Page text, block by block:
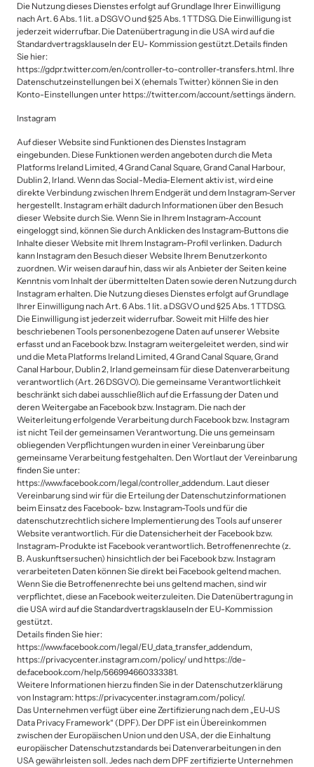
Die Nutzung dieses Dienstes erfolgt auf Grundlage Ihrer Einwilligung
nach Art. 6 Abs. 1 lit. a DSGVO und §25 Abs. 1 TTDSG. Die Einwilligung ist
jederzeit widerrufbar. Die Datenübertragung in die USA wird auf die
Standardvertragsklauseln der EU- Kommission gestützt.Details finden
Sie hier:
https://gdpr.twitter.com/en/controller-to-controller-transfers.html. Ihre
Datenschutzeinstellungen bei X (ehemals Twitter) können Sie in den
Konto-Einstellungen unter https://twitter.com/account/settings ändern.
Instagram
Auf dieser Website sind Funktionen des Dienstes Instagram
eingebunden. Diese Funktionen werden angeboten durch die Meta
Platforms Ireland Limited, 4 Grand Canal Square, Grand Canal Harbour,
Dublin 2, Irland. Wenn das Social-Media-Element aktiv ist, wird eine
direkte Verbindung zwischen Ihrem Endgerät und dem Instagram-Server
hergestellt. Instagram erhält dadurch Informationen über den Besuch
dieser Website durch Sie. Wenn Sie in Ihrem Instagram-Account
eingeloggt sind, können Sie durch Anklicken des Instagram-Buttons die
Inhalte dieser Website mit Ihrem Instagram-Profil verlinken. Dadurch
kann Instagram den Besuch dieser Website Ihrem Benutzerkonto
zuordnen. Wir weisen darauf hin, dass wir als Anbieter der Seiten keine
Kenntnis vom Inhalt der übermittelten Daten sowie deren Nutzung durch
Instagram erhalten. Die Nutzung dieses Dienstes erfolgt auf Grundlage
Ihrer Einwilligung nach Art. 6 Abs. 1 lit. a DSGVO und §25 Abs. 1 TTDSG.
Die Einwilligung ist jederzeit widerrufbar. Soweit mit Hilfe des hier
beschriebenen Tools personenbezogene Daten auf unserer Website
erfasst und an Facebook bzw. Instagram weitergeleitet werden, sind wir
und die Meta Platforms Ireland Limited, 4 Grand Canal Square, Grand
Canal Harbour, Dublin 2, Irland gemeinsam für diese Datenverarbeitung
verantwortlich (Art. 26 DSGVO). Die gemeinsame Verantwortlichkeit
beschränkt sich dabei ausschließlich auf die Erfassung der Daten und
deren Weitergabe an Facebook bzw. Instagram. Die nach der
Weiterleitung erfolgende Verarbeitung durch Facebook bzw. Instagram
ist nicht Teil der gemeinsamen Verantwortung. Die uns gemeinsam
obliegenden Verpflichtungen wurden in einer Vereinbarung über
gemeinsame Verarbeitung festgehalten. Den Wortlaut der Vereinbarung
finden Sie unter:
https://www.facebook.com/legal/controller_addendum. Laut dieser
Vereinbarung sind wir für die Erteilung der Datenschutzinformationen
beim Einsatz des Facebook- bzw. Instagram-Tools und für die
datenschutzrechtlich sichere Implementierung des Tools auf unserer
Website verantwortlich. Für die Datensicherheit der Facebook bzw.
Instagram-Produkte ist Facebook verantwortlich. Betroffenenrechte (z.
B. Auskunftsersuchen) hinsichtlich der bei Facebook bzw. Instagram
verarbeiteten Daten können Sie direkt bei Facebook geltend machen.
Wenn Sie die Betroffenenrechte bei uns geltend machen, sind wir
verpflichtet, diese an Facebook weiterzuleiten. Die Datenübertragung in
die USA wird auf die Standardvertragsklauseln der EU-Kommission
gestützt.
Details finden Sie hier:
https://www.facebook.com/legal/EU_data_transfer_addendum,
https://privacycenter.instagram.com/policy/ und https://de-
de.facebook.com/help/566994660333381.
Weitere Informationen hierzu finden Sie in der Datenschutzerklärung
von Instagram: https://privacycenter.instagram.com/policy/.
Das Unternehmen verfügt über eine Zertifizierung nach dem „EU-US
Data Privacy Framework“ (DPF). Der DPF ist ein Übereinkommen
zwischen der Europäischen Union und den USA, der die Einhaltung
europäischer Datenschutzstandards bei Datenverarbeitungen in den
USA gewährleisten soll. Jedes nach dem DPF zertifizierte Unternehmen